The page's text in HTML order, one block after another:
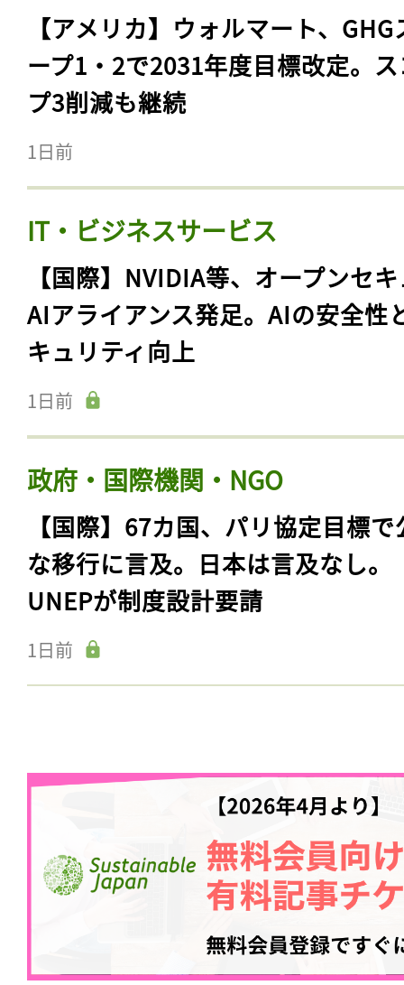
【アメリカ】ウォルマート、GHG
ープ1・2で2031年度目標改定。
プ3削減も継続
1日前
IT・ビジネスサービス
【国際】NVIDIA等、オープンセ
AIアライアンス発足。AIの安全性
キュリティ向上
1日前
政府・国際機関・NGO
【国際】67カ国、パリ協定目標で
な移行に言及。日本は言及なし。
UNEPが制度設計要請
1日前